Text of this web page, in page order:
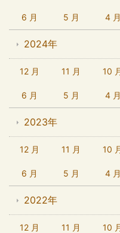
6 月 5 月 4 月
2024年
12 月 11 月 10
6 月 5 月 4 月
2023年
12 月 11 月 10
6 月 5 月 4 月
2022年
12 月 11 月 10